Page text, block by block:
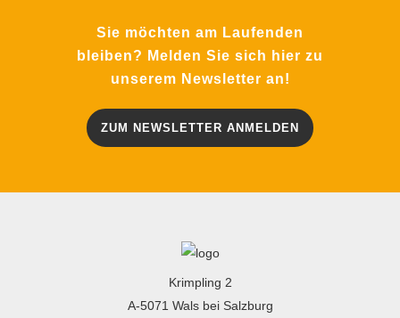
Sie möchten am Laufenden
bleiben? Melden Sie sich hier zu
unserem Newsletter an!
ZUM NEWSLETTER ANMELDEN
Krimpling 2
A-5071 Wals bei Salzburg